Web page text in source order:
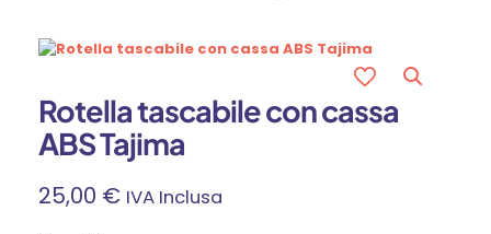
Rotella tascabile con cassa
ABS Tajima
25,00 € IVA Inclusa